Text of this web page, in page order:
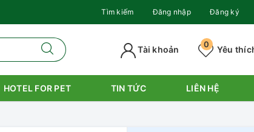
Tìm kiếm Đăng nhập Đăng ký
Yêu
0
Tài khoản
HOTEL FOR PET TIN TỨC LIÊN HỆ